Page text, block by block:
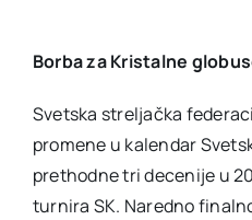
Borba za Kristalne
Svetska streljačka
promene u kalendar
prethodne tri decenije u
turnira SK. Naredno